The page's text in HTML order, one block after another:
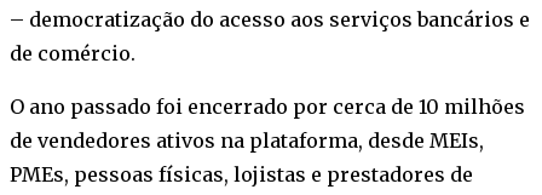
– democratização do acesso aos serviços bancários e
de comércio.
O ano passado foi encerrado por cerca de 10 milhões
de vendedores ativos na plataforma, desde MEIs,
PMEs, pessoas físicas, lojistas e prestadores de